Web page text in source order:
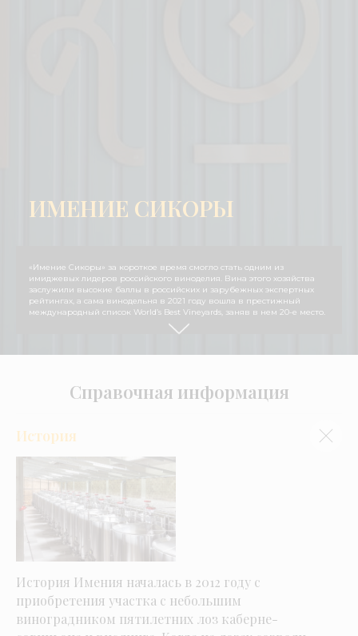
ИМЕНИЕ СИКОРЫ
«Имение Сикоры» за короткое время смогло стать одним из
имиджевых лидеров российского виноделия. Вина этого хозяйства
заслужили высокие баллы в российских и зарубежных экспертных
рейтингах, а сама винодельня в 2021 году вошла в престижный
международный список World’s Best Vineyards, заняв в нем 20-е место.
Справочная информация
История
История Имения началась в 2012 году с
приобретения участка с небольшим
виноградником пятилетних лоз каберне-